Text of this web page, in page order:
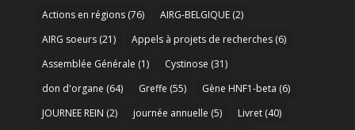
Actions en régions(76) AIRG-BELGIQUE(2)
AIRG soeurs(21) Appels à projets de recherches(6)
Assemblée Générale (1) Cystinose (31)
don d'organe (64) Greffe (55) Gène HNF1-beta (6)
JOURNEE REIN (2) journée annuelle (5) Livret(40)